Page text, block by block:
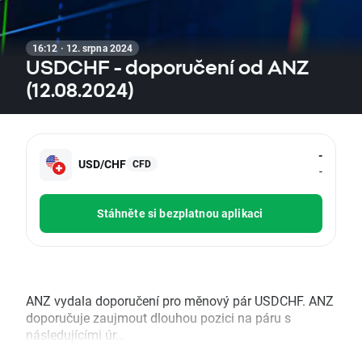
16:12 · 12. srpna 2024
USDCHF - doporučení od ANZ
(12.08.2024)
USD/CHF CFD
-
-
Stáhněte si bezplatnou aplikaci
ANZ vydala doporučení pro měnový pár USDCHF. ANZ
doporučuje zaujmout dlouhou pozici na páru s
následujícími úr...